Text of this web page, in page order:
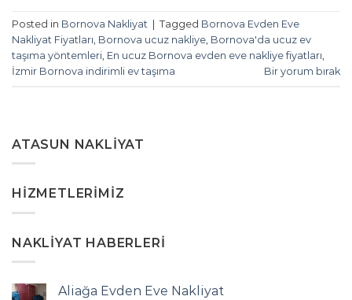
Posted in Bornova Nakliyat Tagged Bornova Evden Eve
Nakliyat Fiyatları Bornova ucuz nakliye Bornova'da ucuz ev
taşıma yöntemleri En ucuz Bornova evden eve nakliye fiyatları
İzmir Bornova indirimli ev taşıma
Bir yorum bırak
ATASUN NAKLIYAT
HIZMETLERIMIZ
NAKLIYAT HABERLERI
Aliağa Evden Eve Nakliyat